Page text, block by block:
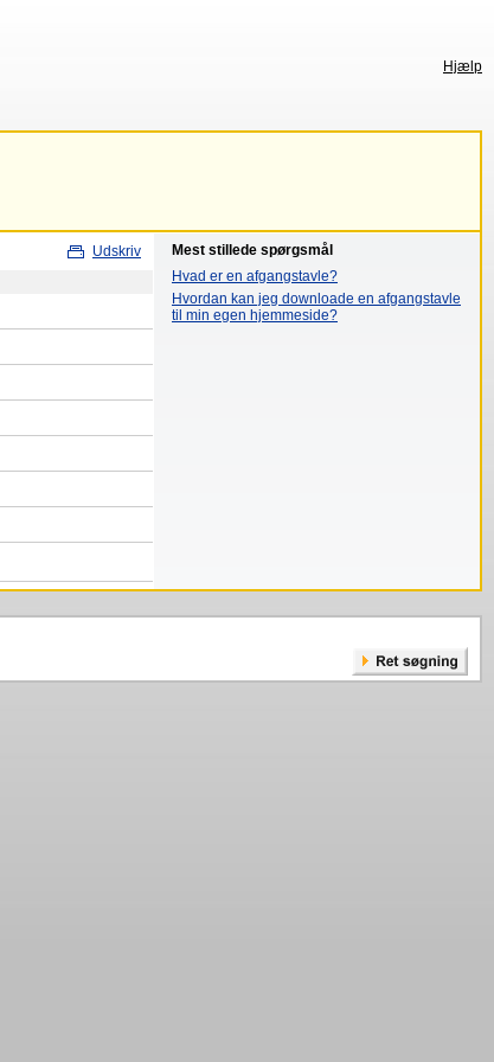
Hjælp
Udskriv
Mest stillede spørgsmål
Hvad er en afgangstavle?
Hvordan kan jeg downloade en afgangstavle
til min egen hjemmeside?